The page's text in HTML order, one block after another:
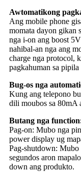
Awtomatikong
Ang mobile phone
momata dayon gikan
nga i-on ang boost
nahibal-an nga ang
charge nga protocol,
pagkahuman sa pipila
Bug-os nga
Kung ang telepono
dili moubos sa 80mA
Butang nga
Pag-on: Mubo nga
power display ug
Pag-shutdown: Mubo
segundos aron
down ang produkto.